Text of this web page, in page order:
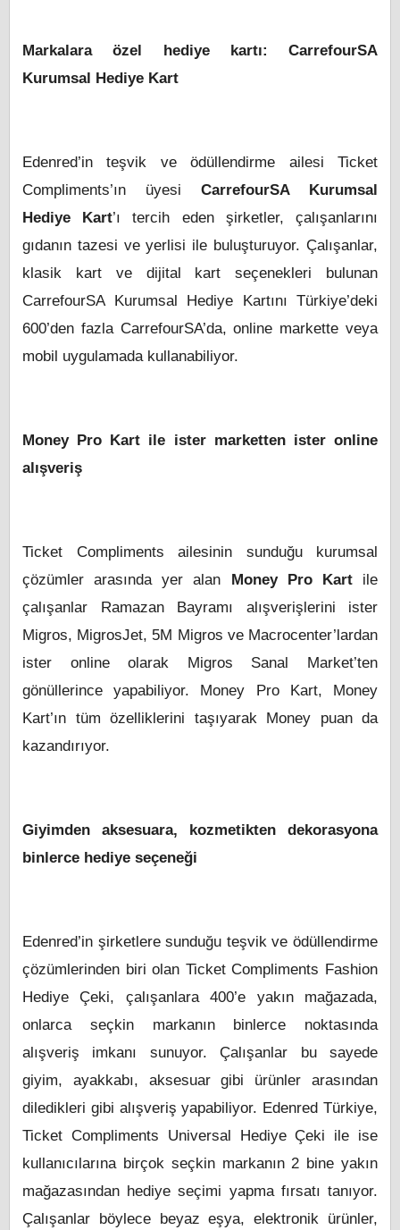
Markalara özel hediye kartı: CarrefourSA
Kurumsal Hediye Kart
Edenred’in teşvik ve ödüllendirme ailesi
Ticket
Compliments’ın üyesi CarrefourSA Kurumsal
Hediye Kart’ı tercih eden şirketler, çalışanlarını
gıdanın tazesi ve yerlisi ile buluşturuyor. Çalışanlar,
klasik kart ve dijital kart seçenekleri bulunan
CarrefourSA Kurumsal Hediye Kartını Türkiye’deki
600’den fazla CarrefourSA’da, online markette veya
mobil uygulamada kullanabiliyor.
Money Pro Kart ile ister marketten ister online
alışveriş
Ticket Compliments ailesinin sunduğu kurumsal
çözümler arasında yer alan
Money Pro Kartile
çalışanlar Ramazan Bayramı alışverişlerini ister
Migros, MigrosJet, 5M Migros ve Macrocenter’lardan
ister online olarak Migros Sanal Market’ten
gönüllerince yapabiliyor. Money Pro Kart, Money
Kart’ın tüm özelliklerini taşıyarak Money puan da
kazandırıyor.
Giyimden aksesuara, kozmetikten dekorasyona
binlerce hediye seçeneği
Edenred’in şirketlere sunduğu teşvik ve ödüllendirme
çözümlerinden biri olan Ticket Compliments Fashion
Hediye Çeki, çalışanlara 400’e yakın mağazada,
onlarca seçkin markanın binlerce noktasında
alışveriş imkanı sunuyor. Çalışanlar bu sayede
giyim, ayakkabı, aksesuar gibi ürünler arasından
diledikleri gibi alışveriş yapabiliyor. Edenred Türkiye,
Ticket Compliments Universal Hediye Çeki ile ise
kullanıcılarına birçok seçkin markanın 2 bine yakın
mağazasından hediye seçimi yapma fırsatı tanıyor.
Çalışanlar böylece beyaz eşya, elektronik ürünler,